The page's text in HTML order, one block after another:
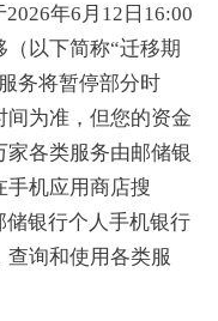
年6月12日16:00
（以下简称“迁移期
务将暂停部分时
间为准，但您的资金
各类服务由邮储银
机应用商店搜
储银行个人手机银行
查询和使用各类服